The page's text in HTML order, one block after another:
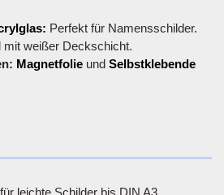
Perfekt für Namensschilder.
mit weißer Deckschicht.
Magnetfolie und Selbstklebende
leichte Schilder bis DIN A3